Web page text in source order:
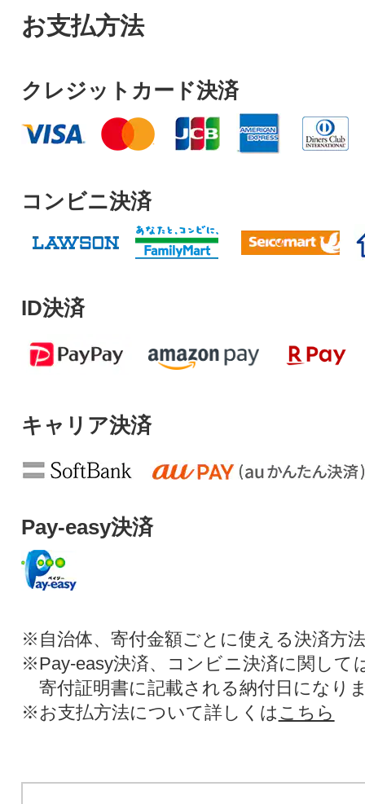
お支払方法
クレジットカード決済
コンビニ決済
ID決済
キャリア決済
Pay-easy決済
※自治体、寄付金額ごとに使える決済方
※Pay-easy決済、コンビニ決済に関して
寄付証明書に記載される納付日になり
※お支払方法について詳しくは こちら